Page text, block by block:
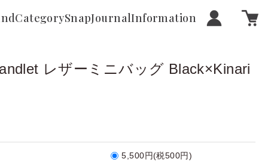
CategorySnapJournalInformation
レザーミニバッグ Black×Kinari
5,500円(税500円)